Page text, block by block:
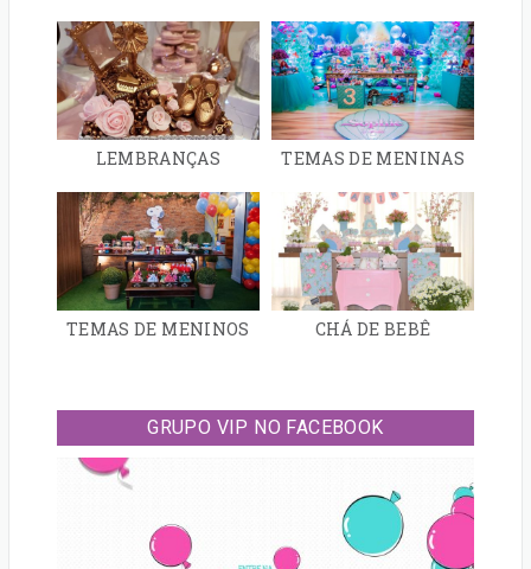
LEMBRANÇAS TEMAS DE MENINAS
TEMAS DE MENINOS CHÁ DE BEBÊ
GRUPO VIP NO FACEBOOK